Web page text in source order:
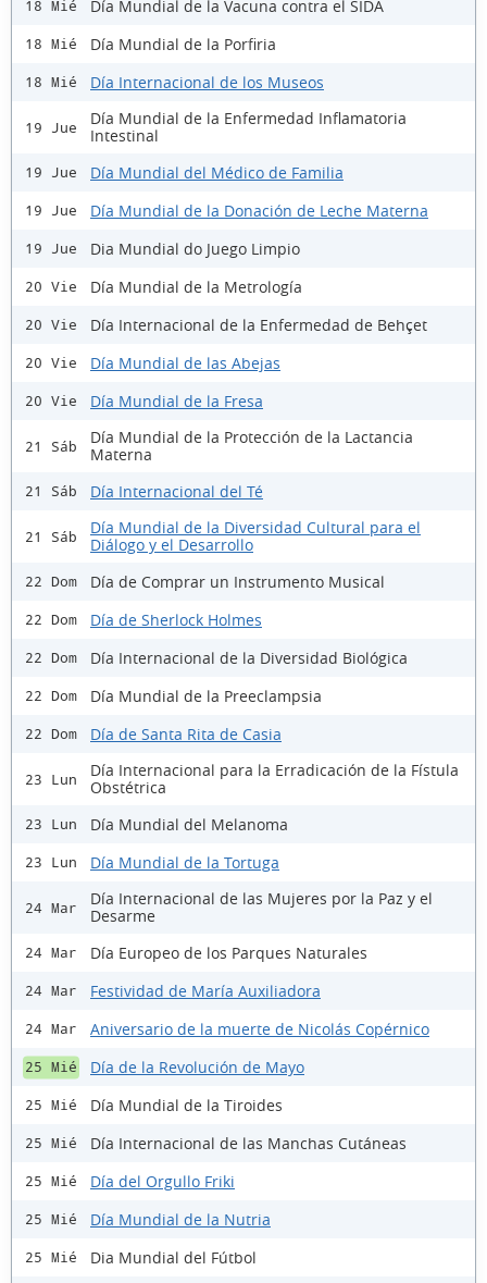
18 Mié Día Mundial de la Vacuna contra el SIDA
18 Mié Día Mundial de la Porfiria
18 Mié Día Internacional de los Museos
19 Jue
Día Mundial de la Enfermedad Inflamatoria
Intestinal
19 Jue Día Mundial del Médico de Familia
19 Jue Día Mundial de la Donación de Leche Materna
19 Jue Dia Mundial do Juego Limpio
20 Vie Día Mundial de la Metrología
20 Vie Día Internacional de la Enfermedad de Behçet
20 Vie Día Mundial de las Abejas
20 Vie Día Mundial de la Fresa
21 Sáb
Día Mundial de la Protección de la Lactancia
Materna
21 Sáb Día Internacional del Té
21 Sáb
Día Mundial de la Diversidad Cultural para el
Diálogo y el Desarrollo
22 Dom Día de Comprar un Instrumento Musical
22 Dom Día de Sherlock Holmes
22 Dom Día Internacional de la Diversidad Biológica
22 Dom Día Mundial de la Preeclampsia
22 Dom Día de Santa Rita de Casia
23 Lun
Día Internacional para la Erradicación de la Fístula
Obstétrica
23 Lun Día Mundial del Melanoma
23 Lun Día Mundial de la Tortuga
24 Mar
Día Internacional de las Mujeres por la Paz y el
Desarme
24 Mar Día Europeo de los Parques Naturales
24 Mar Festividad de María Auxiliadora
24 Mar Aniversario de la muerte de Nicolás Copérnico
25 Mié Día de la Revolución de Mayo
25 Mié Día Mundial de la Tiroides
25 Mié Día Internacional de las Manchas Cutáneas
25 Mié Día del Orgullo Friki
25 Mié Día Mundial de la Nutria
25 Mié Dia Mundial del Fútbol